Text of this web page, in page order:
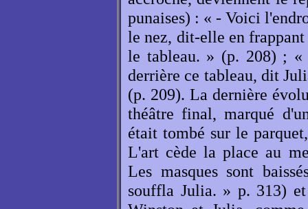
punaises) : « - Voici
le nez, dit-elle en
le tableau. » (p. 208) ; «
derrière ce tableau, dit
(p. 209). La dernière
théâtre final, marqué
était tombé sur le
L'art cède la place au
Les masques sont
souffla Julia. » p. 313)